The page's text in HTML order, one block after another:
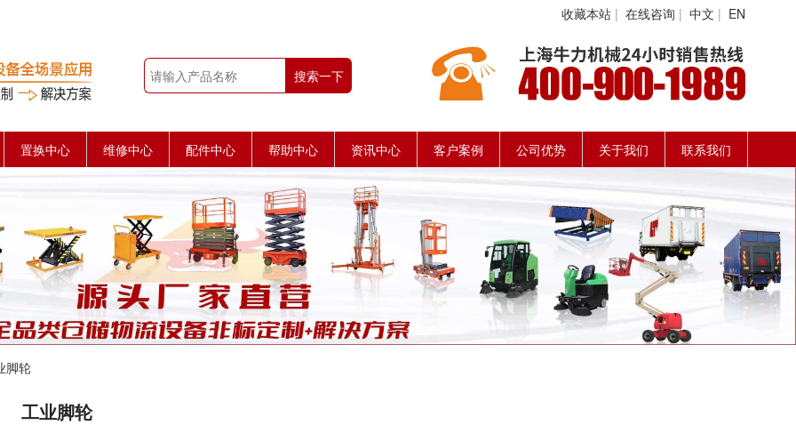
收藏本站 | 在线咨询 | 中文 | EN
搜索一下
置换中心 维修中心 配件中心 帮助中心 资讯中心 客户案例 公司优势 关于我们 联系我们
脚轮
工业脚轮